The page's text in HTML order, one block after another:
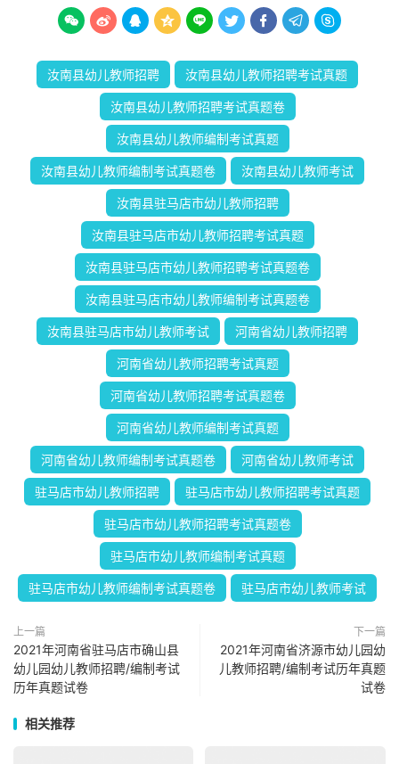
        
汝南县幼儿教师招聘 汝南县幼儿教师招聘考试真题
汝南县幼儿教师招聘考试真题卷
汝南县幼儿教师编制考试真题
汝南县幼儿教师编制考试真题卷 汝南县幼儿教师考试
汝南县驻马店市幼儿教师招聘
汝南县驻马店市幼儿教师招聘考试真题
汝南县驻马店市幼儿教师招聘考试真题卷
汝南县驻马店市幼儿教师编制考试真题卷
汝南县驻马店市幼儿教师考试 河南省幼儿教师招聘
河南省幼儿教师招聘考试真题
河南省幼儿教师招聘考试真题卷
河南省幼儿教师编制考试真题
河南省幼儿教师编制考试真题卷 河南省幼儿教师考试
驻马店市幼儿教师招聘 驻马店市幼儿教师招聘考试真题
驻马店市幼儿教师招聘考试真题卷
驻马店市幼儿教师编制考试真题
驻马店市幼儿教师编制考试真题卷 驻马店市幼儿教师考试
上一篇
2021年河南省驻马店市确山县
幼儿园幼儿教师招聘/编制考试
历年真题试卷
下一篇
2021年河南省济源市幼儿园幼
儿教师招聘/编制考试历年真题
试卷
相关推荐